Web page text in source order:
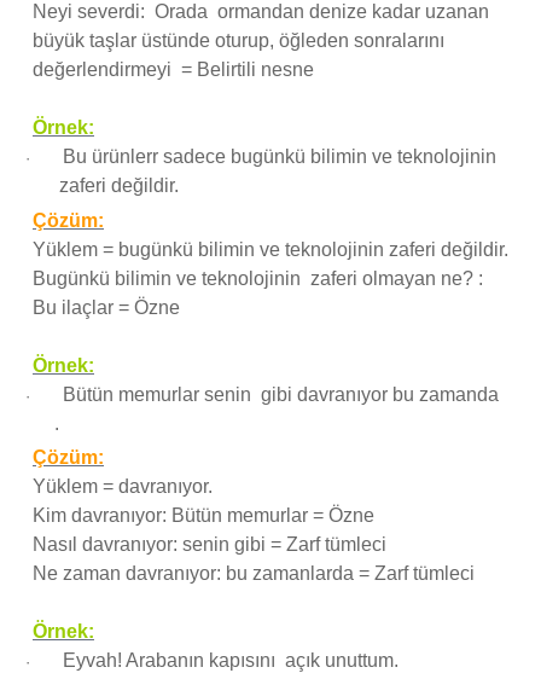
Neyi severdi: Orada ormandan denize kadar uzanan
büyük taşlar üstünde oturup, öğleden sonralarını
değerlendirmeyi = Belirtili nesne
Örnek:
·
Bu ürünlerr sadece bugünkü bilimin ve teknolojinin
zaferi değildir.
Çözüm:
Yüklem = bugünkü bilimin ve teknolojinin zaferi değildir.
Bugünkü bilimin ve teknolojinin zaferi olmayan ne? :
Bu ilaçlar = Özne
Örnek:
·
Bütün memurlar senin gibi davranıyor bu zamanda
.
Çözüm:
Yüklem = davranıyor.
Kim davranıyor: Bütün memurlar = Özne
Nasıl davranıyor: senin gibi = Zarf tümleci
Ne zaman davranıyor: bu zamanlarda = Zarf tümleci
Örnek:
·
Eyvah! Arabanın kapısını açık unuttum.